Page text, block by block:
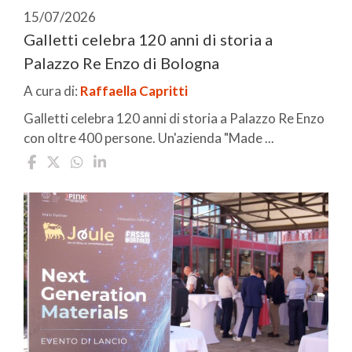
15/07/2026
Galletti celebra 120 anni di storia a
Palazzo Re Enzo di Bologna
A cura di: Raffaella Capritti
Galletti celebra 120 anni di storia a Palazzo Re Enzo
con oltre 400 persone. Un'azienda "Made ...